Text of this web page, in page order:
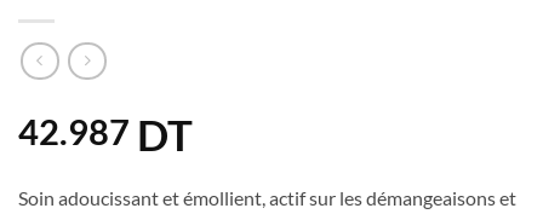
42.987 DT
Soin adoucissant et émollient, actif sur les démangeaisons et